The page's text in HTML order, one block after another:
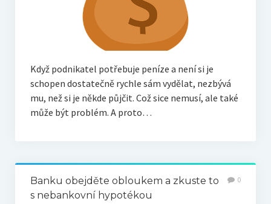
Když podnikatel potřebuje peníze a není si je
schopen dostatečně rychle sám vydělat, nezbývá
mu, než si je někde půjčit. Což sice nemusí, ale také
může být problém. A proto…
Banku obejděte obloukem a zkuste to
s nebankovní hypotékou
0